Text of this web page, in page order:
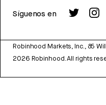
Síguenos en
Robinhood Markets, Inc., 85
2026 Robinhood. All rights